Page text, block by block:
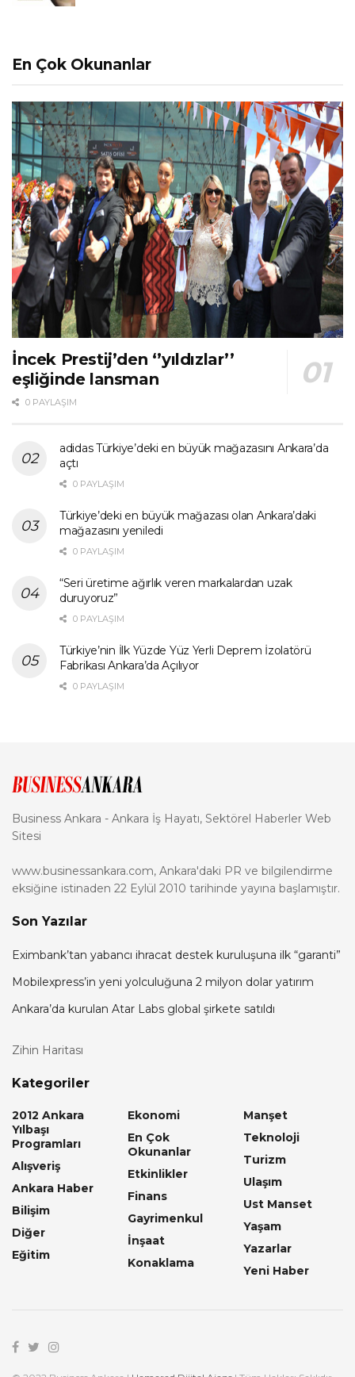
En Çok Okunanlar
İncek Prestij’den ‘’yıldızlar’’
eşliğinde lansman
0 PAYLAŞIM
adidas Türkiye’deki en büyük mağazasını Ankara’da
açtı
0 PAYLAŞIM
Türkiye’deki en büyük mağazası olan Ankara’daki
mağazasını yeniledi
0 PAYLAŞIM
“Seri üretime ağırlık veren markalardan uzak
duruyoruz”
0 PAYLAŞIM
Türkiye’nin İlk Yüzde Yüz Yerli Deprem İzolatörü
Fabrikası Ankara’da Açılıyor
0 PAYLAŞIM
Business Ankara - Ankara İş Hayatı, Sektörel Haberler Web
Sitesi
www.businessankara.com, Ankara'daki PR ve bilgilendirme
eksiğine istinaden 22 Eylül 2010 tarihinde yayına başlamıştır.
Son Yazılar
Eximbank’tan yabancı ihracat destek kuruluşuna ilk “garanti”
Mobilexpress’in yeni yolculuğuna 2 milyon dolar yatırım
Ankara’da kurulan Atar Labs global şirkete satıldı
Zihin Haritası
Kategoriler
2012 Ankara
Yılbaşı
Programları
Alışveriş
Ankara Haber
Bilişim
Diğer
Eğitim
Ekonomi
En Çok
Okunanlar
Etkinlikler
Finans
Gayrimenkul
İnşaat
Konaklama
Manşet
Teknoloji
Turizm
Ulaşım
Ust Manset
Yaşam
Yazarlar
Yeni Haber